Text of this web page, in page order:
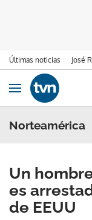
Últimas noticias José
Ir al contenido
Obrir navegació
Norteamérica
Un
es
de EEUU